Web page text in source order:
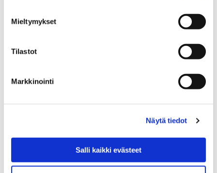
Mieltymykset
Tilastot
Markkinointi
Näytä tiedot
Salli kaikki evästeet
Yhteystiedot
Ohjaajana Porin mallissa
Harrastamisen Porin malli tarjoaa ilmaisia ja